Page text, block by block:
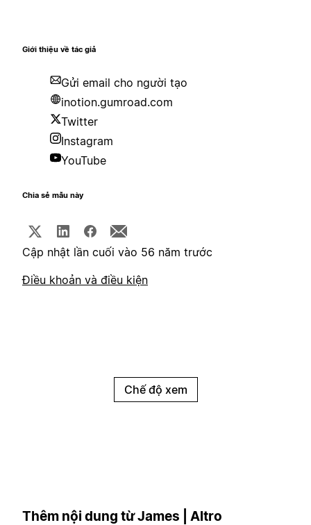
Giới thiệu về tác giả
Gửi email cho người tạo
inotion.gumroad.com
Twitter
Instagram
YouTube
Chia sẻ mẫu này
Cập nhật lần cuối vào 56 năm trước
Điều khoản và điều kiện
Chế độ xem
Thêm nội dung từ James | Altro